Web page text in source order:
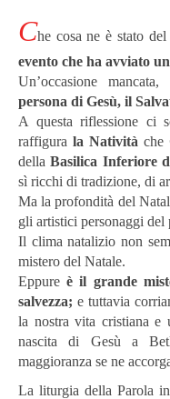
Che cosa ne è stato
evento che ha avviato
Un’occasione
persona di Gesù, il
A questa riflessione ci
raffigurala Natività che
dellaBasilica Inferiore
sì ricchi di tradizione, di
Ma la profondità del
gli artistici personaggi del
Il clima natalizio non
mistero del Natale.
Eppureè il grande
salvezza; e tuttavia
la nostra vita cristiana e
nascita di Gesù a
maggioranza se ne
La liturgia della Parola